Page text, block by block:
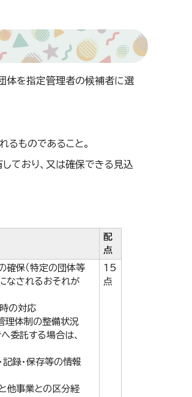
体を指定管理者の候補者に選
ものであること。
ており、又は確保できる見込
配
点
保（特定の団体等
なされるおそれが
の対応
理体制の整備状況
委託する場合は、
録・保存等の情報
他事業との区分経
15
点